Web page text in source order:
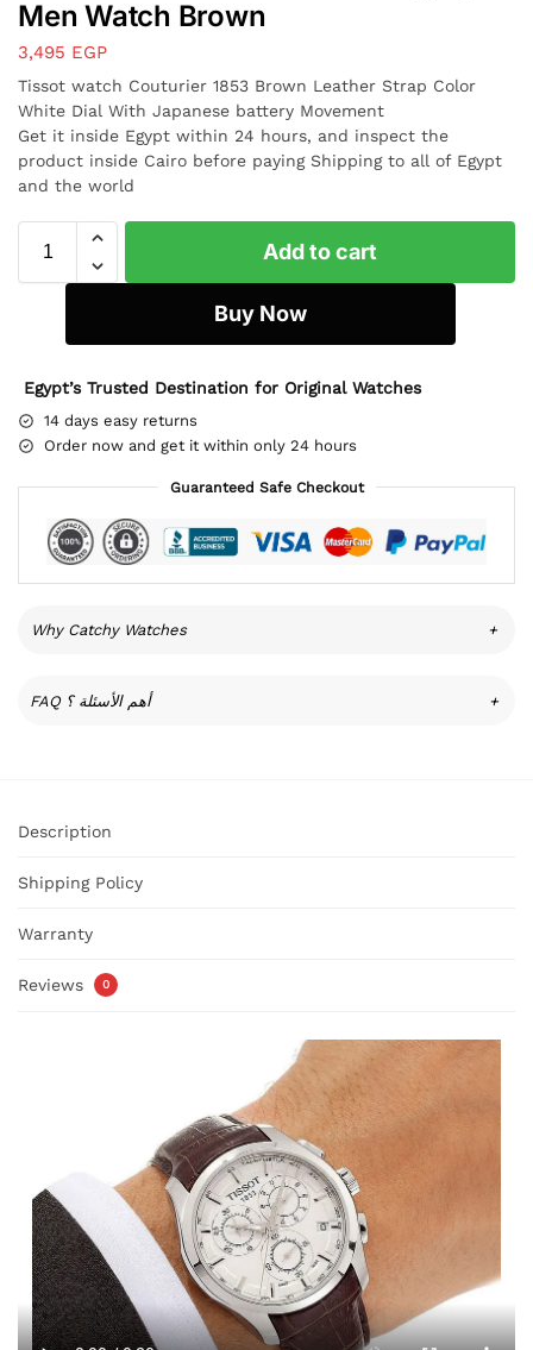
Men Watch Brown
3,495 EGP
Tissot watch Couturier 1853 Brown Leather Strap Color
White Dial With Japanese battery Movement
Get it inside Egypt within 24 hours, and inspect the
product inside Cairo before paying Shipping to all of Egypt
and the world
Add to cart
Buy Now
Egypt’s Trusted Destination for Original Watches
14 days easy returns
Order now and get it within only 24 hours
Guaranteed Safe Checkout
Why Catchy Watches +
FAQ أهم الأسئلة ؟ +
Description
Shipping Policy
Warranty
Reviews 0